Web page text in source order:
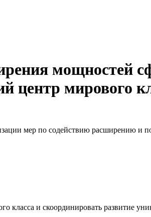
мощностей
центр мирового
мер по содействию расширению и
класса и скоординировать развитие